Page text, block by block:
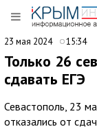
23 мая 2024 15:34
Только 26
сдавать ЕГЭ
Севастополь, 23
отказались от